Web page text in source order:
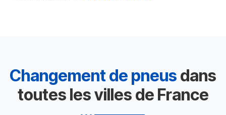
Changement de pneus dans
toutes les villes de France